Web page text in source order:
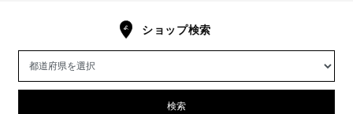
ショップ検索
検索